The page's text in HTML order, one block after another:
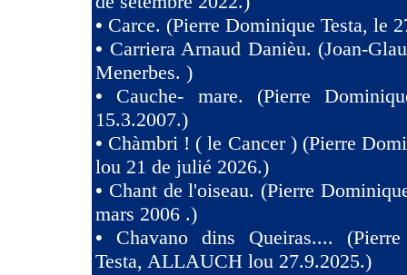
• Carce. (Pierre Dominique Testa, le
• Carriera Arnaud Danièu. (Joan-
Menerbes. )
• Cauche- mare. (Pierre
15.3.2007.)
• Chàmbri ! ( le Cancer ) (Pierre
lou 21 de julié 2026.)
• Chant de l'oiseau. (Pierre
mars 2006 .)
• Chavano dins Queiras....
Testa, ALLAUCH lou 27.9.2025.)